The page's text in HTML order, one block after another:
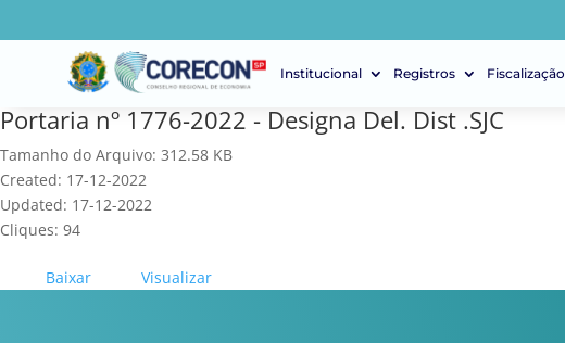
Institucional Registros Fiscalização
Portaria nº 1776-2022 - Designa Del. Dist .SJC
Tamanho do Arquivo: 312.58 KB
Created: 17-12-2022
Updated: 17-12-2022
Cliques: 94
Baixar Visualizar